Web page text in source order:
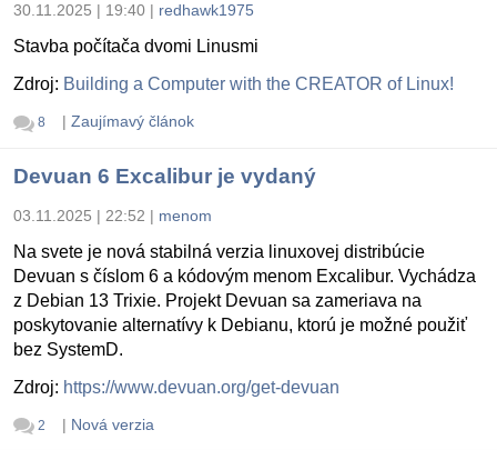
30.11.2025 | 19:40 | redhawk1975
Stavba počítača dvomi Linusmi
Zdroj: Building a Computer with the CREATOR of Linux!
8 | Zaujímavý článok
Devuan 6 Excalibur je vydaný
03.11.2025 | 22:52 | menom
Na svete je nová stabilná verzia linuxovej distribúcie
Devuan s číslom 6 a kódovým menom Excalibur. Vychádza
z Debian 13 Trixie. Projekt Devuan sa zameriava na
poskytovanie alternatívy k Debianu, ktorú je možné použiť
bez SystemD.
Zdroj: https://www.devuan.org/get-devuan
2 | Nová verzia